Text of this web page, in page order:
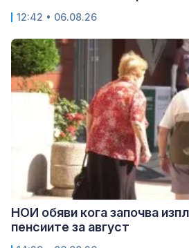
12:42 • 06.08.26
НОИ обяви кога започва
пенсиите за август